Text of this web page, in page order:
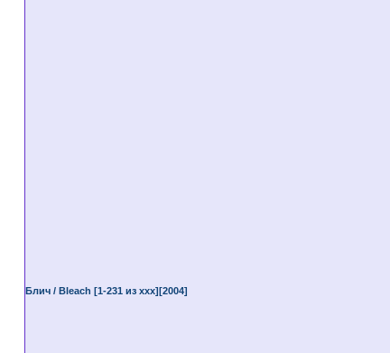
Блич / Bleach [1-231 из ххх][2004]